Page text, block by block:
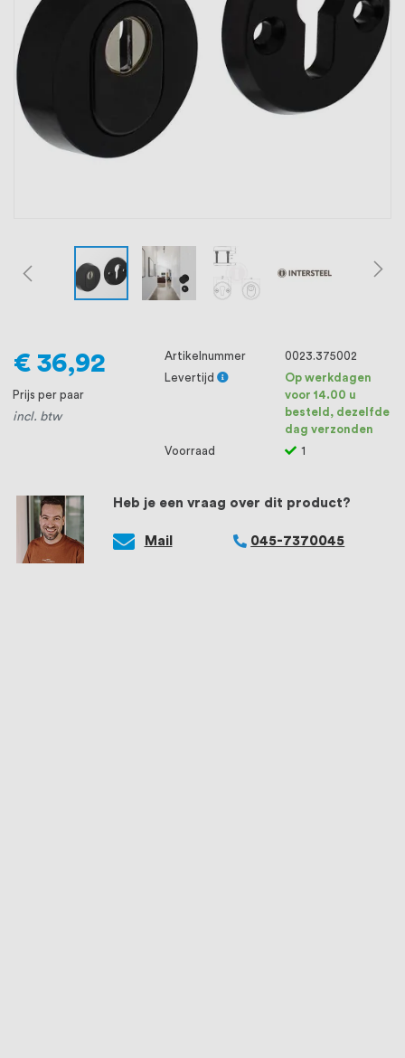
ons voorop, want we geloven dat een
goede relatie met onze klanten het
verschil maakt.
Heb je een vraag over dit product?
Mail 045-7370045
€ 36,92
Prijs per paar
incl. btw
Artikelnummer
0023.375002
Levertijd
Op werkdagen
voor 14.00 u
besteld, dezelfde
dag verzonden
Voorraad
1